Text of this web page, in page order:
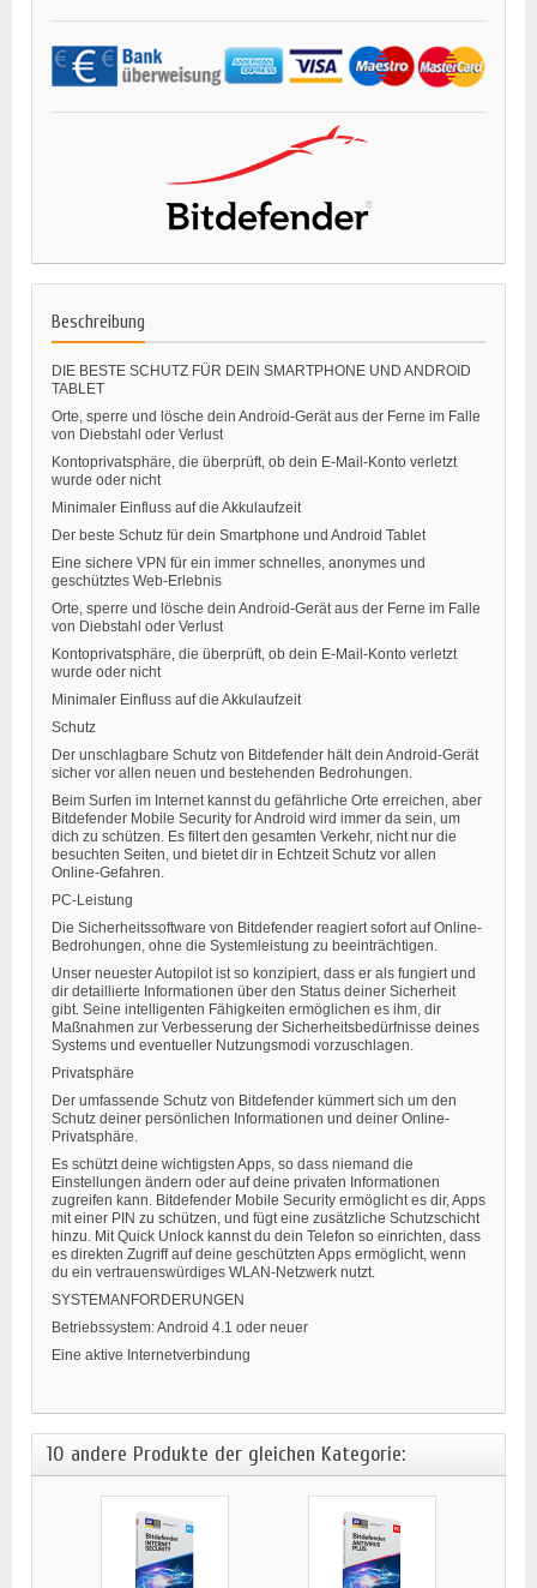
Beschreibung
DIE BESTE SCHUTZ FÜR DEIN SMARTPHONE UND ANDROID
TABLET
Orte, sperre und lösche dein Android-Gerät aus der Ferne im Falle
von Diebstahl oder Verlust
Kontoprivatsphäre, die überprüft, ob dein E-Mail-Konto verletzt
wurde oder nicht
Minimaler Einfluss auf die Akkulaufzeit
Der beste Schutz für dein Smartphone und Android Tablet
Eine sichere VPN für ein immer schnelles, anonymes und
geschütztes Web-Erlebnis
Orte, sperre und lösche dein Android-Gerät aus der Ferne im Falle
von Diebstahl oder Verlust
Kontoprivatsphäre, die überprüft, ob dein E-Mail-Konto verletzt
wurde oder nicht
Minimaler Einfluss auf die Akkulaufzeit
Schutz
Der unschlagbare Schutz von Bitdefender hält dein Android-Gerät
sicher vor allen neuen und bestehenden Bedrohungen.
Beim Surfen im Internet kannst du gefährliche Orte erreichen, aber
Bitdefender Mobile Security for Android wird immer da sein, um
dich zu schützen. Es filtert den gesamten Verkehr, nicht nur die
besuchten Seiten, und bietet dir in Echtzeit Schutz vor allen
Online-Gefahren.
PC-Leistung
Die Sicherheitssoftware von Bitdefender reagiert sofort auf Online-
Bedrohungen, ohne die Systemleistung zu beeinträchtigen.
Unser neuester Autopilot ist so konzipiert, dass er als fungiert und
dir detaillierte Informationen über den Status deiner Sicherheit
gibt. Seine intelligenten Fähigkeiten ermöglichen es ihm, dir
Maßnahmen zur Verbesserung der Sicherheitsbedürfnisse deines
Systems und eventueller Nutzungsmodi vorzuschlagen.
Privatsphäre
Der umfassende Schutz von Bitdefender kümmert sich um den
Schutz deiner persönlichen Informationen und deiner Online-
Privatsphäre.
Es schützt deine wichtigsten Apps, so dass niemand die
Einstellungen ändern oder auf deine privaten Informationen
zugreifen kann. Bitdefender Mobile Security ermöglicht es dir, Apps
mit einer PIN zu schützen, und fügt eine zusätzliche Schutzschicht
hinzu. Mit Quick Unlock kannst du dein Telefon so einrichten, dass
es direkten Zugriff auf deine geschützten Apps ermöglicht, wenn
du ein vertrauenswürdiges WLAN-Netzwerk nutzt.
SYSTEMANFORDERUNGEN
Betriebssystem: Android 4.1 oder neuer
Eine aktive Internetverbindung
10 andere Produkte der gleichen Kategorie: